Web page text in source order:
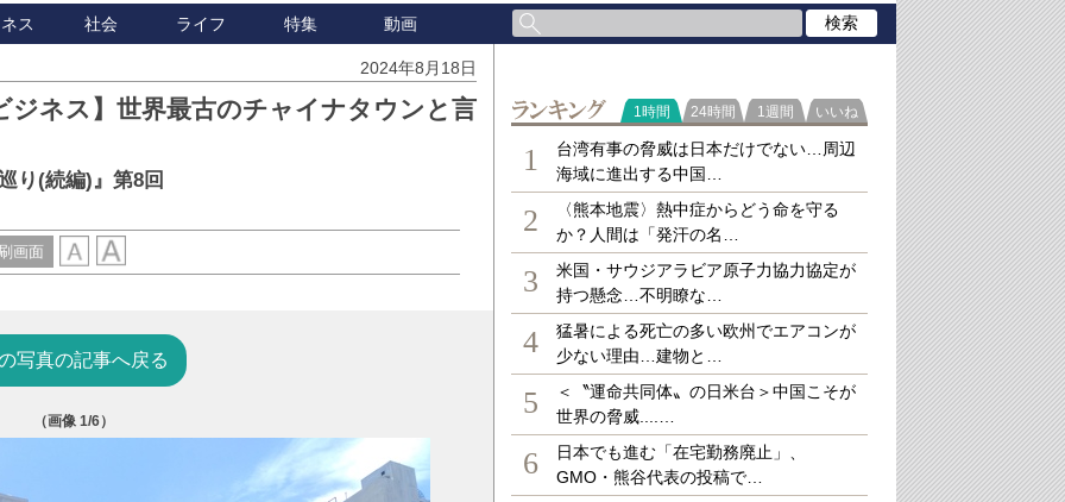
ス 社会 ライフ 特集 動画
2024年8月18日
ジネス】世界最古のチャイナタウンと言
り(続編)』第8回
画面
写真の記事へ戻る
（画像1/6）
中国が建設した中国フィリピン友好橋。手前は友好記念のオブジェ
ラ
1時間 24時間 1週間 いいね
1
台湾有事の脅威は日本だけでない…周辺
海域に進出する中国…
2
〈熊本地震〉熱中症からどう命を守る
か？人間は「発汗の名…
3
米国・サウジアラビア原子力協力協定が
持つ懸念…不明瞭な…
4
猛暑による死亡の多い欧州でエアコンが
少ない理由…建物と…
5
＜〝運命共同体〟の日米台＞中国こそが
世界の脅威....…
6
日本でも進む「在宅勤務廃止」、
GMO・熊谷代表の投稿で…